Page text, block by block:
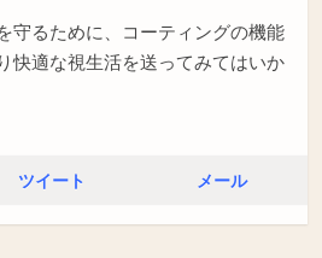
守るために、コーティングの機能
快適な視生活を送ってみてはいか
ツイート メール